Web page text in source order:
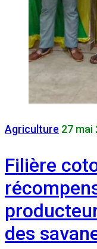
Agriculture 27 mai
Filière
des